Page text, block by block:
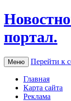
портал.
Меню Перейти к
Главная
Карта сайта
Реклама